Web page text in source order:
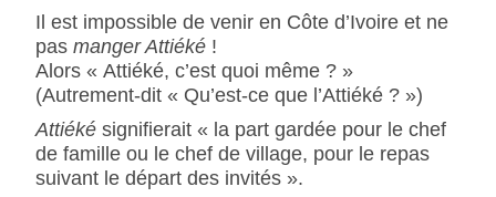
Il est impossible de venir en Côte d’Ivoire et ne
pas manger Attiéké!
Alors « Attiéké, c’est quoi même ? »
(Autrement-dit « Qu’est-ce que l’Attiéké ? »)
Attiékésignifierait « la part gardée pour le chef
de famille ou le chef de village, pour le repas
suivant le départ des invités ».